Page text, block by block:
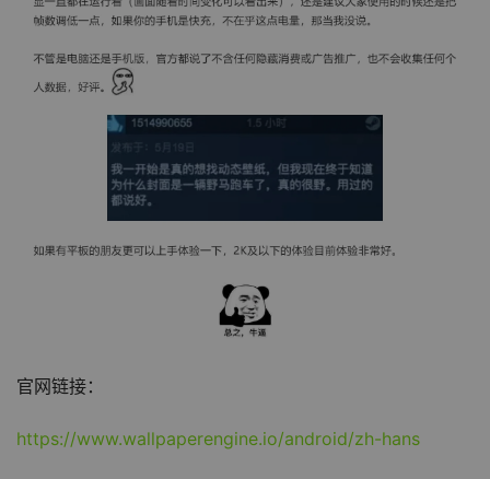
官网链接：
https://www.wallpaperengine.io/android/zh-hans